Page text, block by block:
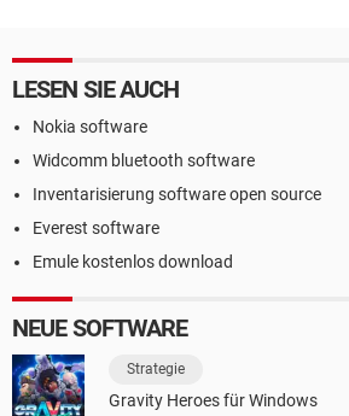
LESEN SIE AUCH
Nokia software
Widcomm bluetooth software
Inventarisierung software open source
Everest software
Emule kostenlos download
NEUE SOFTWARE
Strategie
Gravity Heroes für Windows